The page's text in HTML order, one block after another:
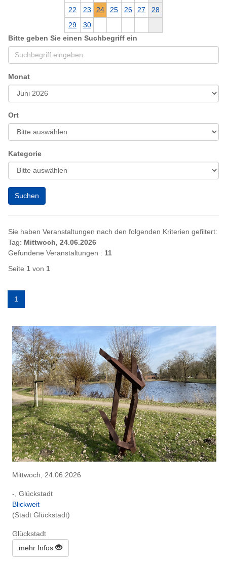
22
23 24 25 26 27
28
29
30
Bitte geben Sie einen Suchbegriff ein
Monat
Ort
Kategorie
Sie haben Veranstaltungen nach den folgenden Kriterien gefiltert:
Tag: Mittwoch, 24.06.2026
Gefundene Veranstaltungen : 11
Seite 1 von 1
1
Mittwoch, 24.06.2026
-, Glückstadt
Blickweit
(Stadt Glückstadt)
Glückstadt
mehr Infos